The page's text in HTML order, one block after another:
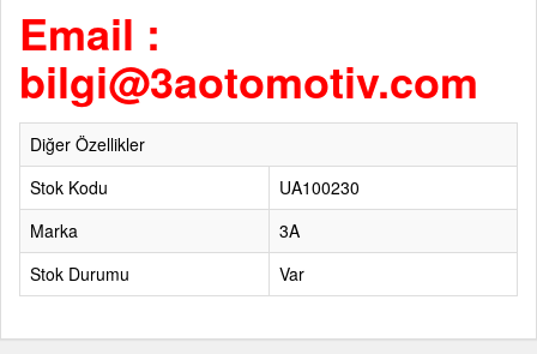
Email :
bilgi@3aotomotiv.com
Diğer Özellikler
Stok Kodu
UA100230
Marka
3A
Stok Durumu
Var